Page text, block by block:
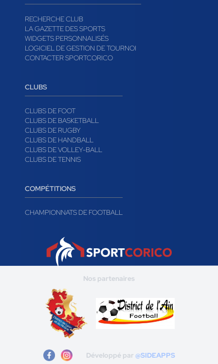
RECHERCHE CLUB
LA GAZETTE DES SPORTS
WIDGETS PERSONNALISÉS
LOGICIEL DE GESTION DE TOURNOI
CONTACTER SPORTCORICO
CLUBS
CLUBS DE FOOT
CLUBS DE BASKETBALL
CLUBS DE RUGBY
CLUBS DE HANDBALL
CLUBS DE VOLLEY-BALL
CLUBS DE TENNIS
COMPÉTITIONS
CHAMPIONNATS DE FOOTBALL
Nos partenaires
Développé par @SIDEAPPS